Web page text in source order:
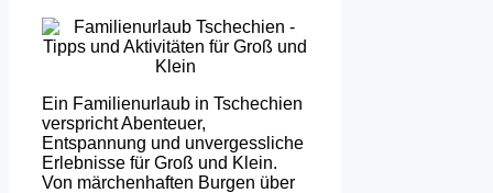
Ein Familienurlaub in Tschechien
verspricht Abenteuer,
Entspannung und unvergessliche
Erlebnisse für Groß und Klein.
Von märchenhaften Burgen über